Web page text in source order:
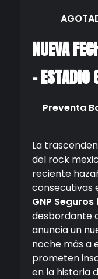
NUEVA
– ESTADIO
Preventa
La
del rock
reciente
consecutivas
GNP Seguros
desbordante
anuncia un
noche más a
prometen
en la historia